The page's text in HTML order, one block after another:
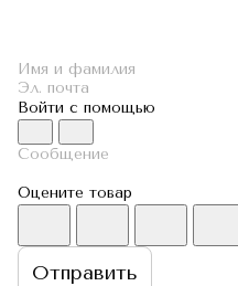
Войти с помощью
Оцените товар
Отправить